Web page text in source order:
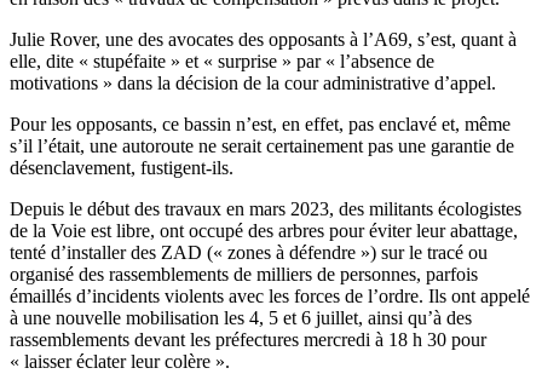
Julie Rover, une des avocates des opposants à l’A69, s’est, quant à
elle, dite « stupéfaite » et « surprise » par « l’absence de
motivations » dans la décision de la cour administrative d’appel.
Pour les opposants, ce bassin n’est, en effet, pas enclavé et, même
s’il l’était, une autoroute ne serait certainement pas une garantie de
désenclavement, fustigent-ils.
Depuis le début des travaux en mars 2023, des militants écologistes
de la Voie est libre, ont occupé des arbres pour éviter leur abattage,
tenté d’installer des ZAD (« zones à défendre ») sur le tracé ou
organisé des rassemblements de milliers de personnes, parfois
émaillés d’incidents violents avec les forces de l’ordre. Ils ont appelé
à une nouvelle mobilisation les 4, 5 et 6 juillet, ainsi qu’à des
rassemblements devant les préfectures mercredi à 18 h 30 pour
« laisser éclater leur colère ».